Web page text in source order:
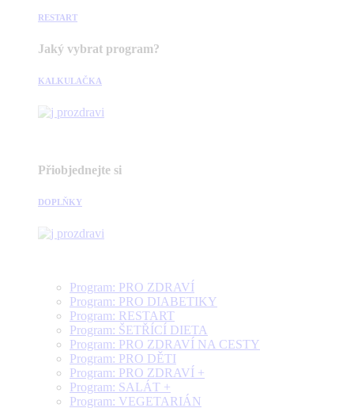
RESTART
Jaký vybrat program?
KALKULAČKA
Přiobjednejte si
DOPLŇKY
Program: PRO ZDRAVÍ
Program: PRO DIABETIKY
Program: RESTART
Program: ŠETŘÍCÍ DIETA
Program: PRO ZDRAVÍ NA CESTY
Program: PRO DĚTI
Program: PRO ZDRAVÍ +
Program: SALÁT +
Program: VEGETARIÁN